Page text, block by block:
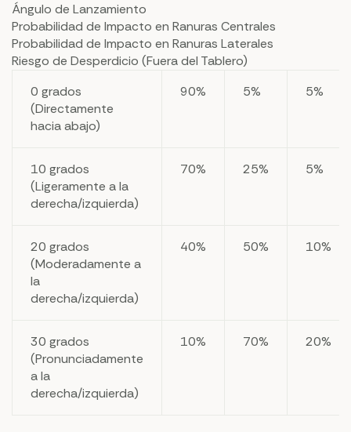
Ángulo de Lanzamiento
Probabilidad de Impacto en Ranuras Centrales
Probabilidad de Impacto en Ranuras Laterales
Riesgo de Desperdicio (Fuera del Tablero)
0 grados
(Directamente
hacia abajo)
90% 5% 5%
10 grados
(Ligeramente a la
derecha/izquierda)
70% 25% 5%
20 grados
(Moderadamente a
la
derecha/izquierda)
40% 50% 10%
30 grados
(Pronunciadamente
a la
derecha/izquierda)
10% 70% 20%